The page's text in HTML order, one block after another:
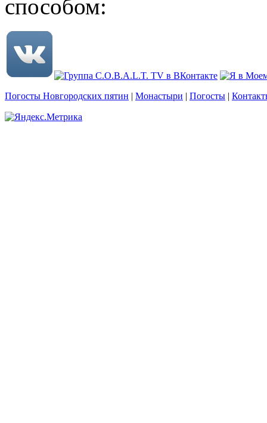
способом:
Погосты Новгородских пятин | Монастыри | Погосты |